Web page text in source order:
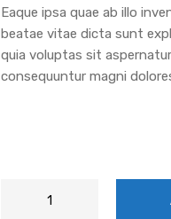
Eaque ipsa quae ab illo
beatae vitae dicta sunt
quia voluptas sit
consequuntur magni